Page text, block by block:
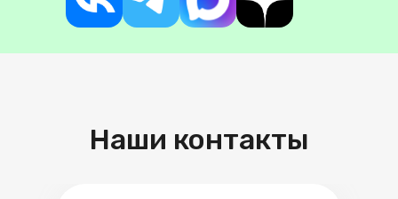
Наши контакты